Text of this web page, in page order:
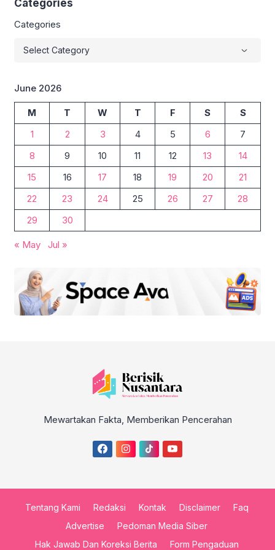
Categories
Categories
June 2026
M T W T F S
S
1
2 3 4 5 6
7
8
9 10 11 12 13
14
15
16 17 18 19 20
21
22
23 24 25 26 27
28
29
30
« May Jul »
Mewartakan Fakta, Memberikan Pencerahan
Tentang Kami Redaksi Kontak Disclaimer
Faq
Advertise
Pedoman Media Siber
Hak Jawab Dan Koreksi Berita
Form Pengaduan